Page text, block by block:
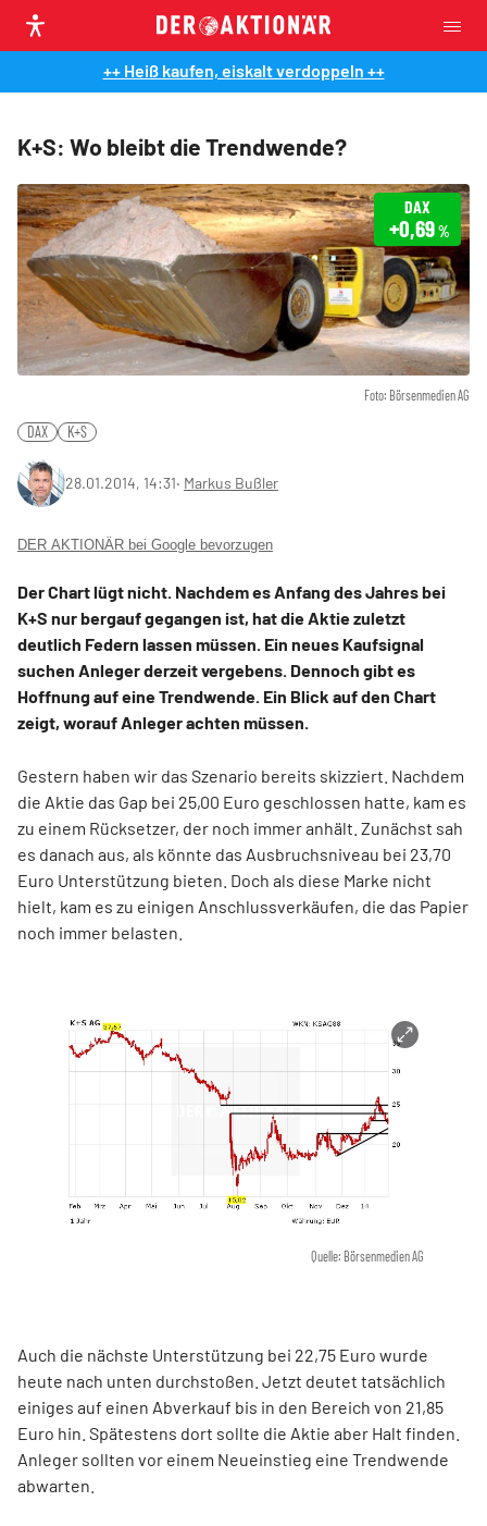
++ Heiß kaufen, eiskalt verdoppeln ++
K+S: Wo bleibt die Trendwende?
Foto: Börsenmedien AG
DAX
+0,69%
DAX K+S
28.01.2014, 14:31‧ Markus Bußler
DER AKTIONÄR bei Google bevorzugen
Der Chart lügt nicht. Nachdem es Anfang des Jahres bei
K+S nur bergauf gegangen ist, hat die Aktie zuletzt
deutlich Federn lassen müssen. Ein neues Kaufsignal
suchen Anleger derzeit vergebens. Dennoch gibt es
Hoffnung auf eine Trendwende. Ein Blick auf den Chart
zeigt, worauf Anleger achten müssen.
Gestern haben wir das Szenario bereits skizziert. Nachdem
die Aktie das Gap bei 25,00 Euro geschlossen hatte, kam es
zu einem Rücksetzer, der noch immer anhält. Zunächst sah
es danach aus, als könnte das Ausbruchsniveau bei 23,70
Euro Unterstützung bieten. Doch als diese Marke nicht
hielt, kam es zu einigen Anschlussverkäufen, die das Papier
noch immer belasten.
Quelle: Börsenmedien AG
Auch die nächste Unterstützung bei 22,75 Euro wurde
heute nach unten durchstoßen. Jetzt deutet tatsächlich
einiges auf einen Abverkauf bis in den Bereich von 21,85
Euro hin. Spätestens dort sollte die Aktie aber Halt finden.
Anleger sollten vor einem Neueinstieg eine Trendwende
abwarten.